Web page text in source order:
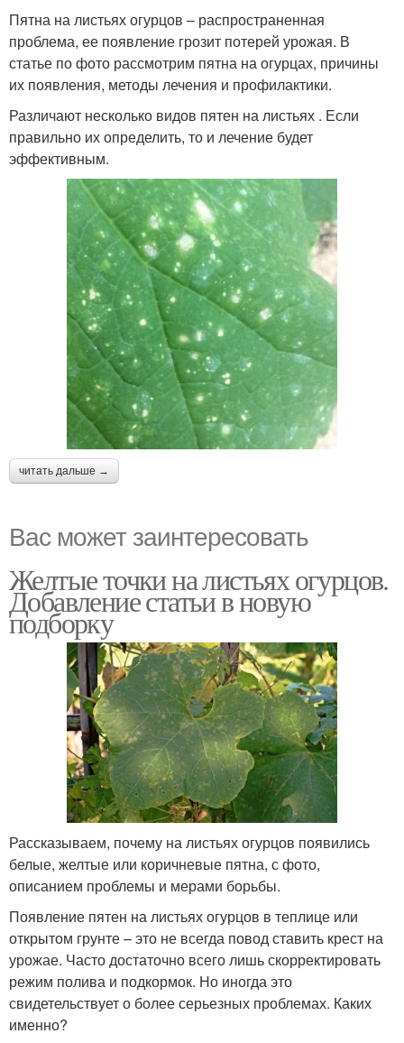
Пятна на листьях огурцов – распространенная
проблема, ее появление грозит потерей урожая. В
статье по фото рассмотрим пятна на огурцах, причины
их появления, методы лечения и профилактики.
Различают несколько видов пятен на листьях . Если
правильно их определить, то и лечение будет
эффективным.
читать дальше →
Вас может заинтересовать
Желтые точки на листьях огурцов.
Добавление статьи в новую
подборку
Рассказываем, почему на листьях огурцов появились
белые, желтые или коричневые пятна, с фото,
описанием проблемы и мерами борьбы.
Появление пятен на листьях огурцов в теплице или
открытом грунте – это не всегда повод ставить крест на
урожае. Часто достаточно всего лишь скорректировать
режим полива и подкормок. Но иногда это
свидетельствует о более серьезных проблемах. Каких
именно?